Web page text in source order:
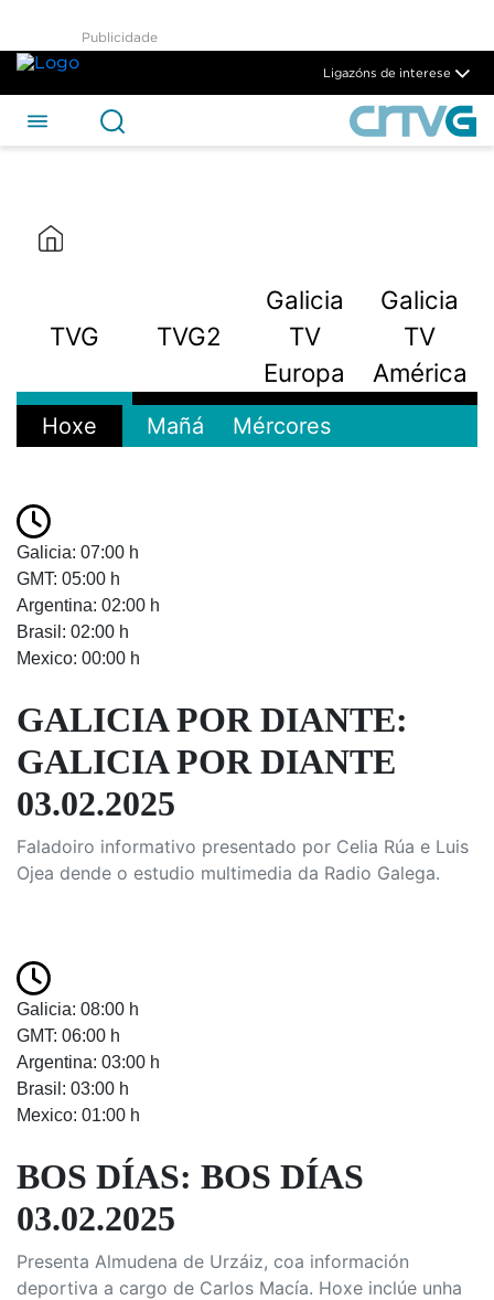
Publicidade
Ligazóns de interese
TVG TVG2
Galicia
TV
Europa
Galicia
TV
América
Hoxe Mañá Mércores
Galicia: 07:00 h
GMT: 05:00 h
Argentina: 02:00 h
Brasil: 02:00 h
Mexico: 00:00 h
GALICIA POR DIANTE:
GALICIA POR DIANTE
03.02.2025
Faladoiro informativo presentado por Celia Rúa e Luis
Ojea dende o estudio multimedia da Radio Galega.
Galicia: 08:00 h
GMT: 06:00 h
Argentina: 03:00 h
Brasil: 03:00 h
Mexico: 01:00 h
BOS DÍAS: BOS DÍAS
03.02.2025
Presenta Almudena de Urzáiz, coa información
deportiva a cargo de Carlos Macía. Hoxe inclúe unha